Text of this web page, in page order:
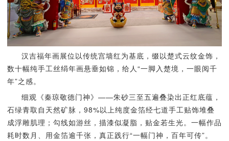
汉吉福年画展位以传统宫墙红为基底，缀以楚式云纹金饰，
数十幅纯手工丝绢年画悬垂如锦，给人“一脚入楚境，一眼阅千
年”之感。
细观《秦琼敬德门神》——朱砂三至五遍叠染出正红底蕴，
石绿青取自天然矿脉，98%以上纯度金箔经七道手工贴饰堆叠
成浮雕肌理；勾线如游丝，描漆似凝脂，贴金若生光。一幅作品
耗时数月、用金箔逾千张，真正践行“一幅门神，百年可传”。